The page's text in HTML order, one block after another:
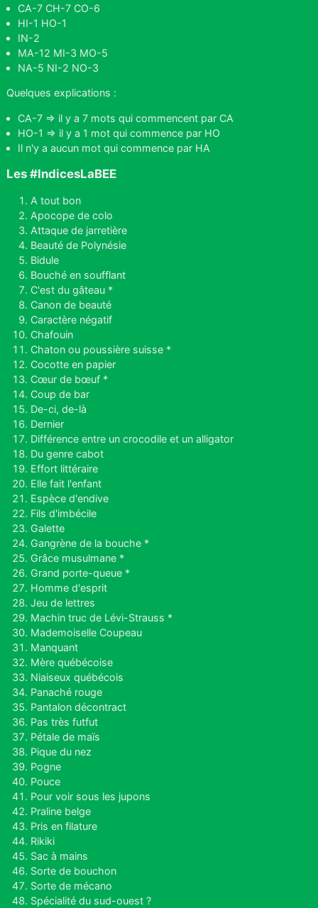
CA-7 CH-7 CO-6
HI-1 HO-1
IN-2
MA-12 MI-3 MO-5
NA-5 NI-2 NO-3
Quelques explications :
CA-7 => il y a 7 mots qui commencent par CA
HO-1 => il y a 1 mot qui commence par HO
Il n'y a aucun mot qui commence par HA
Les #IndicesLaBEE
A tout bon
Apocope de colo
Attaque de jarretière
Beauté de Polynésie
Bidule
Bouché en soufflant
C'est du gâteau *
Canon de beauté
Caractère négatif
Chafouin
Chaton ou poussière suisse *
Cocotte en papier
Cœur de bœuf *
Coup de bar
De-ci, de-là
Dernier
Différence entre un crocodile et un alligator
Du genre cabot
Effort littéraire
Elle fait l'enfant
Espèce d'endive
Fils d'imbécile
Galette
Gangrène de la bouche *
Grâce musulmane *
Grand porte-queue *
Homme d'esprit
Jeu de lettres
Machin truc de Lévi-Strauss *
Mademoiselle Coupeau
Manquant
Mère québécoise
Niaiseux québécois
Panaché rouge
Pantalon décontract
Pas très futfut
Pétale de maïs
Pique du nez
Pogne
Pouce
Pour voir sous les jupons
Praline belge
Pris en filature
Rikiki
Sac à mains
Sorte de bouchon
Sorte de mécano
Spécialité du sud-ouest ?